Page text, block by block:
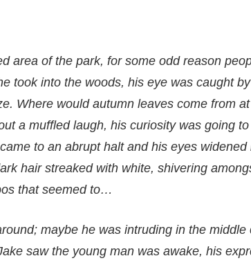
area of the park, for some odd reason
took into the woods, his eye was caught
Where would autumn leaves come from
a muffled laugh, his curiosity was going
to an abrupt halt and his eyes
hair streaked with white, shivering
that seemed to…
maybe he was intruding in the middle
saw the young man was awake, his